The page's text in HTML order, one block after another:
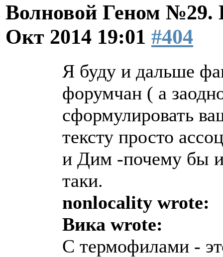
Волновой Геном №29.
Окт 2014 19:01 #404
Я буду и дальше
форумчан ( а
сформулировать
тексту просто
и Дим -почему бы и
таки.
nonlocality wrote:
Вика wrote:
С термофилами -